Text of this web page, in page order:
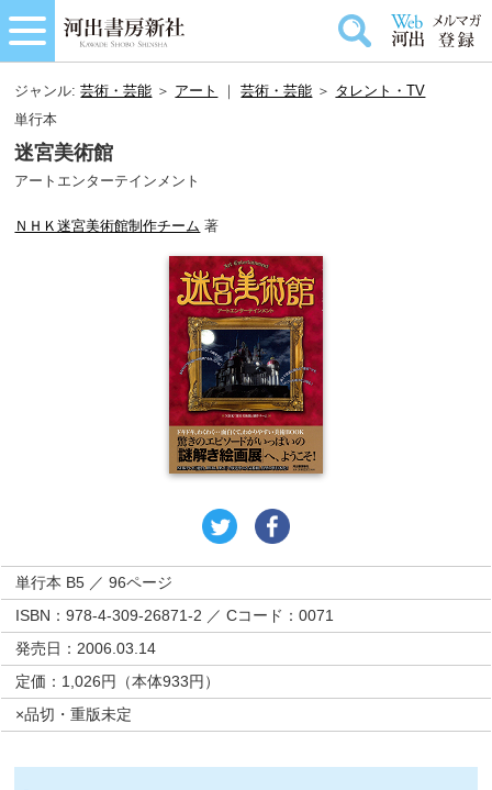
ジャンル:芸術・芸能 ＞ アート ｜芸術・芸能 ＞ タレント・TV
単行本
迷宮美術館
アートエンターテインメント
ＮＨＫ迷宮美術館制作チーム 著
単行本 B5 ／ 96ページ
ISBN：978-4-309-26871-2 ／ Cコード：0071
発売日：2006.03.14
定価：1,026円（本体933円）
×品切・重版未定